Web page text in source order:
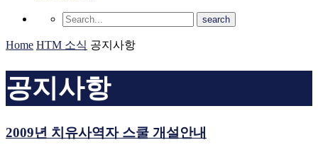
Home HTM 소식 공지사항
공지사항
2009년 치유사역자 스쿨 개설안내